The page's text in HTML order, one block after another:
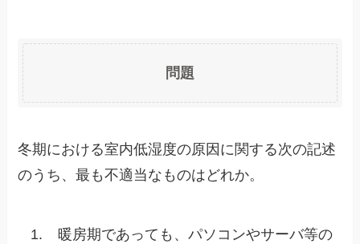
問題
冬期における室内低湿度の原因に関する次の記述
のうち、最も不適当なものはどれか。
1.
暖房期であっても、パソコンやサーバ等の